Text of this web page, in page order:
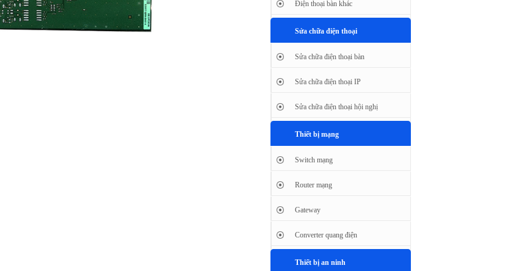
Điện thoại bàn khác
Sửa chữa điện thoại
Sửa chữa điện thoại bàn
Sửa chữa điện thoại IP
Sửa chữa điện thoại hội nghị
Thiết bị mạng
Switch mạng
Router mạng
Gateway
Converter quang điện
Thiết bị an ninh